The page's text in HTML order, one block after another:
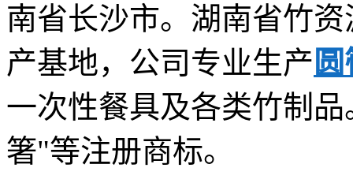
南省长沙市。湖南省竹
产基地，公司专业生产
一次性餐具及各类竹制
箸"等注册商标。